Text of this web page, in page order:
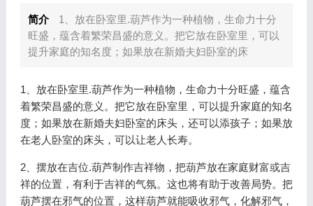
简介
1、放在卧室里.葫芦作为一种植物，生命力十分
旺盛，蕴含着繁荣昌盛的意义。把它放在卧室里，可以
提升家庭的知名度；如果放在新婚夫妇卧室的床
1、放在卧室里.葫芦作为一种植物，生命力十分旺盛，蕴含
着繁荣昌盛的意义。把它放在卧室里，可以提升家庭的知名
度；如果放在新婚夫妇卧室的床头，还可以添孩子；如果放
在老人卧室的床头，可以让老人长寿。
2、摆放在吉位.葫芦制作吉祥物，把葫芦放在家庭财富或吉
祥的位置，有利于吉祥的气氛。这也将有助于改善局势。把
葫芦摆在邪气的位置，这样葫芦就能吸收邪气，化解邪气，